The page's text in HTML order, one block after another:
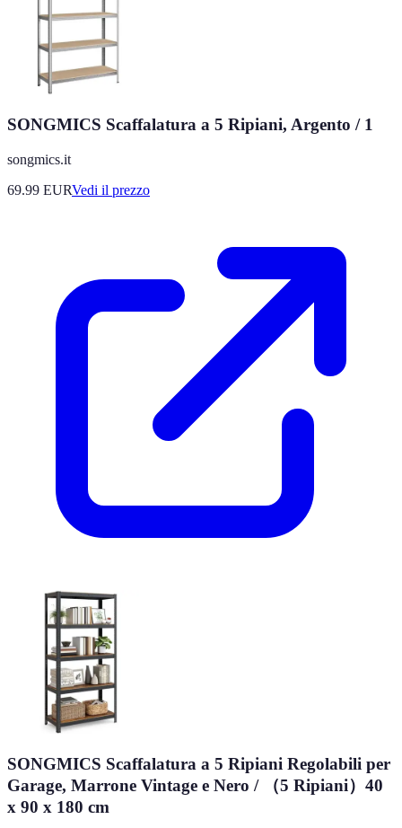
SONGMICS Scaffalatura a 5 Ripiani, Argento / 1
songmics.it
69.99 EURVedi il prezzo
SONGMICS Scaffalatura a 5 Ripiani Regolabili per
Garage, Marrone Vintage e Nero / （5 Ripiani）40
x 90 x 180 cm